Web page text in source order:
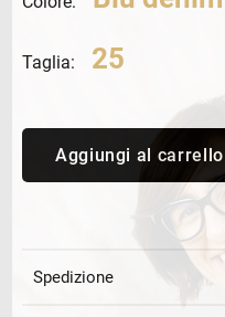
Taglia: 25
Aggiungi al carrello
Spedizione